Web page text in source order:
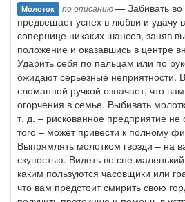
Молоток по описанию— Забивать во
предвещает успех в любви и удачу
сопернице никаких шансов, заняв
положение и оказавшись в центре
Ударить себя по пальцам или по
ожидают серьезные неприятности.
сломанной ручкой означает, что
огорчения в семье. Выбивать
т. д. – рискованное предприятие
того – может привести к полному
Выпрямлять молотком гвозди – на
скупостью. Видеть во сне
каким пользуются часовщики или
что вам предстоит смирить свою